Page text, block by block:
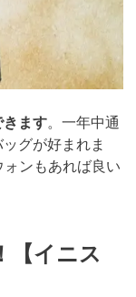
ます。一年中通
グが好まれま
ンもあれば良い
イニス